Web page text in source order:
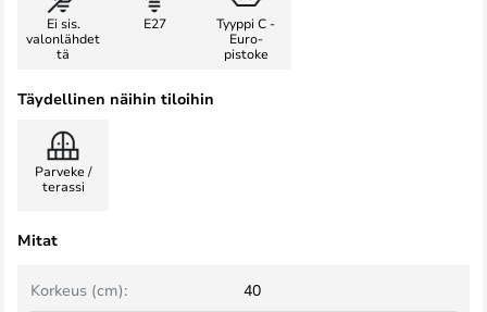
Ei sis.
valonlähdet
tä
E27
Tyyppi C -
Euro-
pistoke
Täydellinen näihin tiloihin
Parveke /
terassi
Mitat
Korkeus (cm): 40